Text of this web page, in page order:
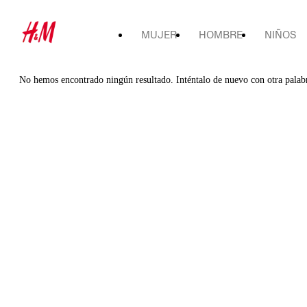
MUJER HOMBRE NIÑOS
No hemos encontrado ningún resultado. Inténtalo de nuevo con otra